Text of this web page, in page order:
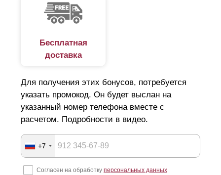
Бесплатная
доставка
Для получения этих бонусов, потребуется
указать промокод. Он будет выслан на
указанный номер телефона вместе с
расчетом. Подробности в видео.
+7
Согласен на обработку персональных данных